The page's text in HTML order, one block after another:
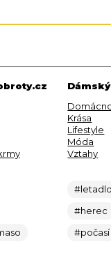
Krása
Lifestyle
Móda
Vztahy
#letadlo
#herec
#počasí